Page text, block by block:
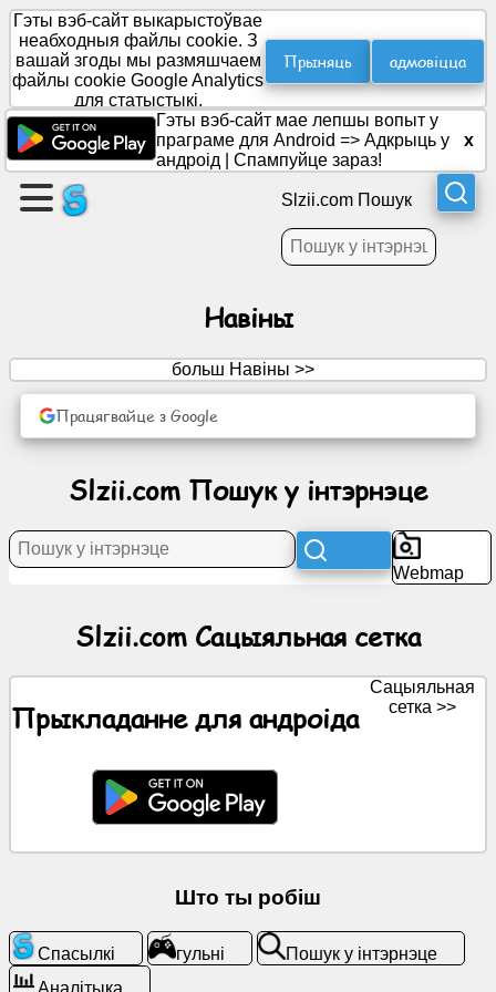
Стварыце
старонку
Стварыць
групу
дня
забавы
Навіны
гульні
у
інтэрнэце
Гэты вэб-сайт выкарыстоўвае
неабходныя файлы cookie. З
вашай згоды мы размяшчаем
файлы cookie Google Analytics
для статыстыкі.
Прыняць адмовіцца
Гэты вэб-сайт мае лепшы вопыт у
праграме для Android => Адкрыць у
андроід
Спампуйце зараз!
x
Slzii.com Пошук
Навіны
больш Навіны >>
Працягвайце з Google
Slzii.com Пошук у інтэрнэце
Webmap
Slzii.com Сацыяльная сетка
Прыкладанне для андроіда
Сацыяльная
сетка >>
Што ты робіш
Спасылкі гульні
Пошук у інтэрнэце
Аналітыка